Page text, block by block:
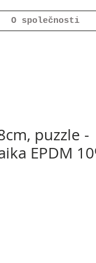
O společnosti
puzzle -
EPDM